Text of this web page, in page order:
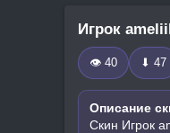
Игрок
👁 40 ⬇ 47
Описание
Скин Игрок